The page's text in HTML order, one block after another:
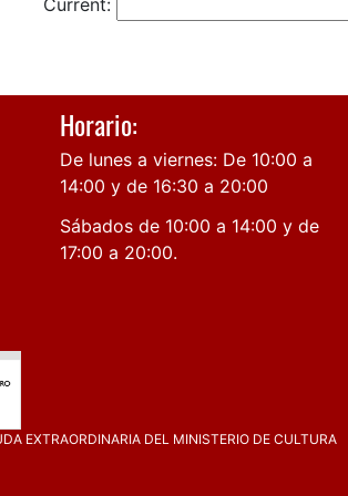
Current:
Horario:
De lunes a viernes: De 10:00 a
14:00 y de 16:30 a 20:00
Sábados de 10:00 a 14:00 y de
17:00 a 20:00.
EXTRAORDINARIA DEL MINISTERIO DE CULTURA